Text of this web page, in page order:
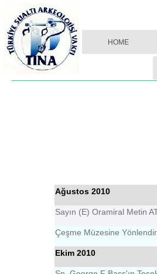
Ağustos 2010
Sayın (E) Oramiral Metin
Çeşme Müzesine
Ekim 2010
HOME